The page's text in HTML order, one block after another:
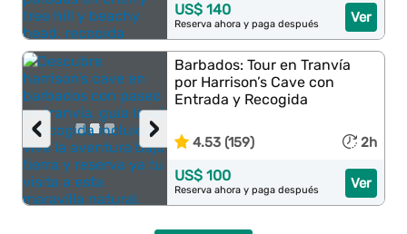
Ver
US$ 140
Reserva ahora y paga después
›
‹
Barbados: Tour en Tranvía
por Harrison’s Cave con
Entrada y Recogida
4.53 (159) 2h
Ver
US$ 100
Reserva ahora y paga después